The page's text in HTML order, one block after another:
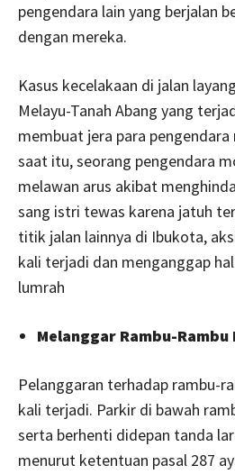
pengendara lain yang berjalan
dengan mereka.
Kasus kecelakaan di jalan
Melayu-Tanah Abang yang
membuat jera para
saat itu, seorang pengendara
melawan arus akibat
sang istri tewas karena jatuh
titik jalan lainnya di Ibukota,
kali terjadi dan menganggap
lumrah
Melanggar Rambu-Rambu
Pelanggaran terhadap rambu-
kali terjadi. Parkir di bawah
serta berhenti didepan tanda
menurut ketentuan pasal 287